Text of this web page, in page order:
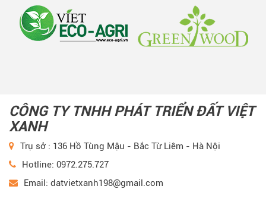
CÔNG TY TNHH PHÁT TRIỂN ĐẤT VIỆT
XANH
Trụ sở : 136 Hồ Tùng Mậu - Bắc Từ Liêm - Hà Nội
Hotline: 0972.275.727
Email: datvietxanh198@gmail.com